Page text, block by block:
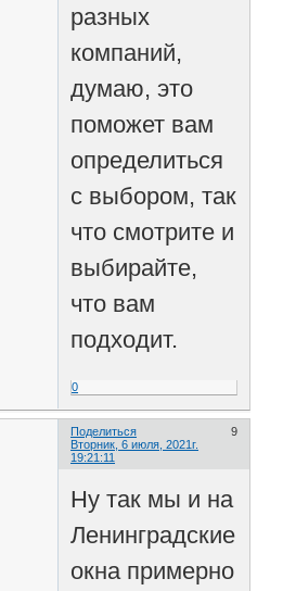
разных
компаний,
думаю, это
поможет вам
определиться
с выбором, так
что смотрите и
выбирайте,
что вам
подходит.
0
Поделиться
9
Вторник, 6 июля, 2021г.
19:21:11
Ну так мы и на
Ленинградские
окна примерно